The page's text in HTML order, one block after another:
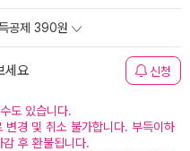
공제 390원
세요 신청
도 있습니다.
변경 및 취소 불가합니다. 부득이하
후 환불됩니다.